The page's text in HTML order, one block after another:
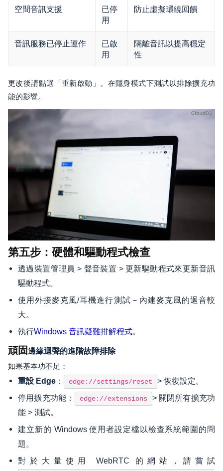
空間音訊支援
已停
用
防止虛擬環繞回饋
音訊服務已停止運作
已啟
用
隔離音訊以提高穩定
性
更改後請點選「重新啟動」。在隱身模式下測試以排除擴充功
能的影響。
第五步：硬體和驅動程式檢查
透過裝置管理員 > 聲音裝置 > 更新驅動程式來更新音訊
驅動程式。
使用外接麥克風/耳機進行測試－內建麥克風的迴音較
大。
執行Windows 音訊疑難排解程式。
頑固邊緣迴聲的進階故障排除
如果基本功不足：
重設 Edge ： edge://settings/reset
> 恢復設定。
停用擴充功能：
edge://extensions
> 關閉所有擴充功
能 > 測試。
建立新的 Windows 使用者設定檔以檢查系統範圍的問
題。
對於大量使用 WebRTC 的網站，請嘗試